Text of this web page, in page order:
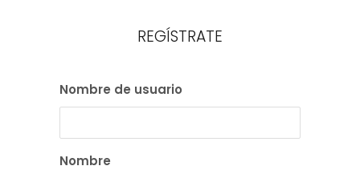
REGÍSTRATE
Nombre de usuario
Nombre